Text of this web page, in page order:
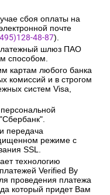
сбоя оплаты на
почте
48-87).
шлюз ПАО
способом.
картам любого банка
комиссий и в строгом
систем Visa,
передача
режиме с
SSL.
технологию
Verified By
проведения платежа
который придет Вам